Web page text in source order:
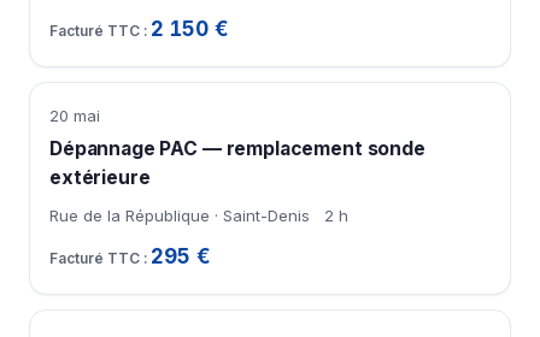
2 150 €
20 mai
Dépannage PAC — remplacement sonde
extérieure
Rue de la République · Saint-Denis 2 h
295 €